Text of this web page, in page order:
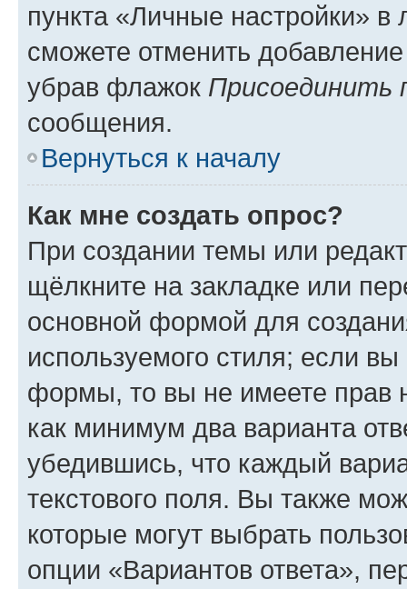
пункта «Личные настройки»
сможете отменить
убрав флажок Присоединить
сообщения.
Вернуться к началу
Как мне создать опрос?
При создании темы или
щёлкните на закладке или
основной формой для
используемого стиля; если
формы, то вы не имеете прав
как минимум два варианта
убедившись, что каждый
текстового поля. Вы также
которые могут выбрать
опции «Вариантов ответа»,